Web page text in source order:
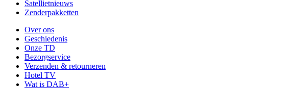
Satellietnieuws
Zenderpakketten
Over ons
Geschiedenis
Onze TD
Bezorgservice
Verzenden & retourneren
Hotel TV
Wat is DAB+